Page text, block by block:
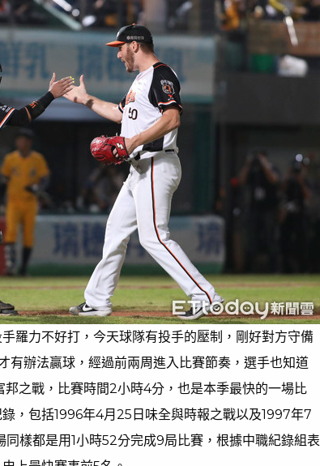
羅力不好打，今天球隊有投手的壓制，剛好對方守備
有辦法贏球，經過前兩周進入比賽節奏，選手也知道
之戰，比賽時間2小時4分，也是本季最快的一場比
，包括1996年4月25日味全與時報之戰以及1997年7
樣都是用1小時52分完成9局比賽，根據中職紀錄組表